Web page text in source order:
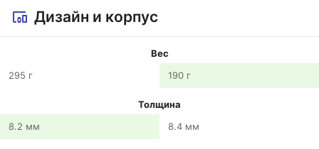
Дизайн и корпус
Вес
295 г
190 г
Толщина
8.2 мм
8.4 мм